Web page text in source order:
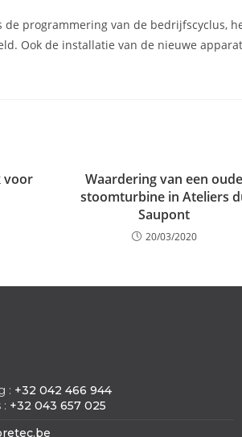
de programmering van de bedrijfscyclus,
Ook de installatie van de nieuwe
voor
Waardering van een oude
stoomturbine in Ateliers
Saupont
20/03/2020
: +32 042 466 944
: +32 043 657 025